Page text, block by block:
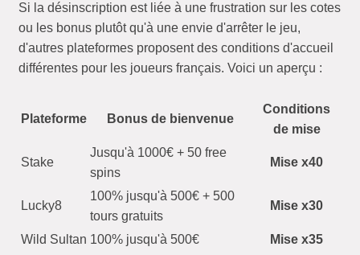
Si la désinscription est liée à une frustration sur les cotes
ou les bonus plutôt qu'à une envie d'arrêter le jeu,
d'autres plateformes proposent des conditions d'accueil
différentes pour les joueurs français. Voici un aperçu :
Plateforme Bonus de bienvenue
Conditions
de mise
Stake
Jusqu'à 1000€ + 50 free
spins
Mise x40
Lucky8
100% jusqu'à 500€ + 500
tours gratuits
Mise x30
Wild Sultan 100% jusqu'à 500€
Mise x35